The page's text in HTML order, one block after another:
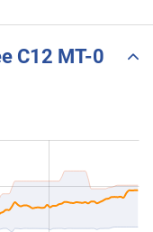
C12 MT-0